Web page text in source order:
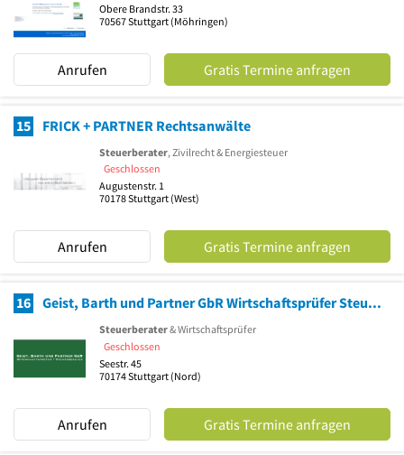
Obere Brandstr. 33
70567Stuttgart (Möhringen)
Anrufen Gratis Termine anfragen
15 FRICK + PARTNER Rechtsanwälte
Steuerberater, Zivilrecht & Energiesteuer
Geschlossen
Augustenstr. 1
70178Stuttgart (West)
Anrufen Gratis Termine anfragen
16 Geist, Barth und Partner GbR Wirtschaftsprüfer Steuerberater Steuerberatergesellschaft
Steuerberater& Wirtschaftsprüfer
Geschlossen
Seestr. 45
70174Stuttgart (Nord)
Anrufen Gratis Termine anfragen